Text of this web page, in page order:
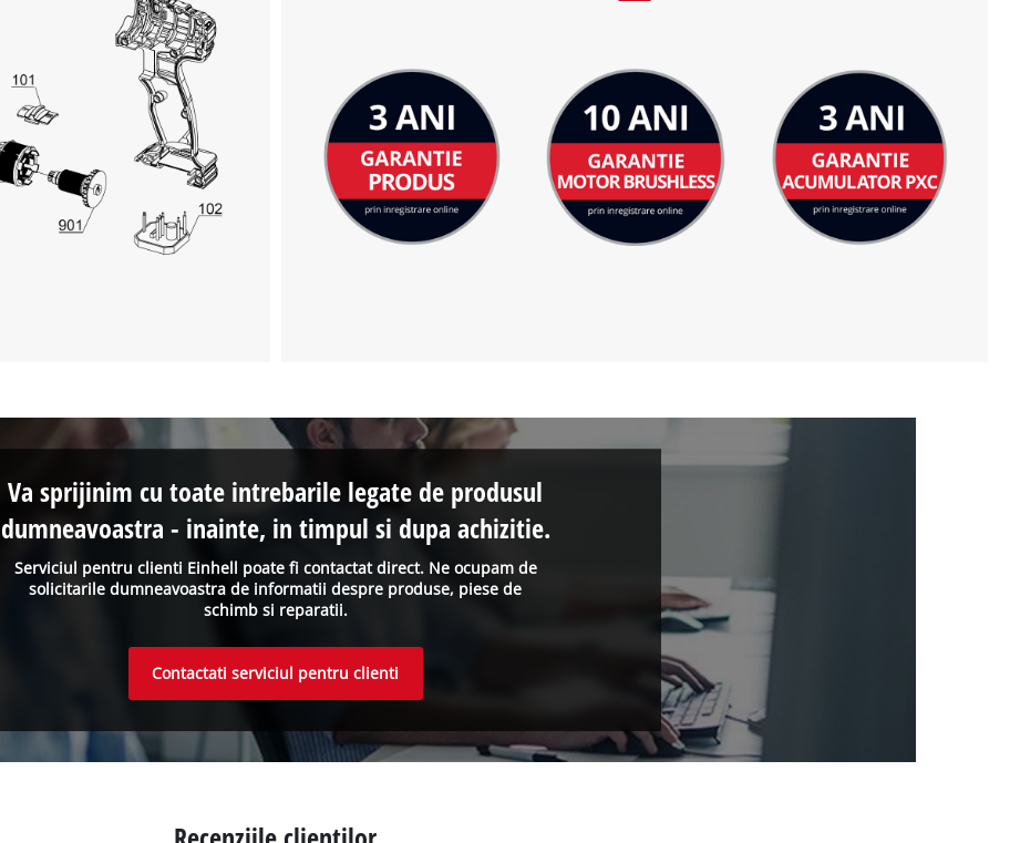
Avem nevoie de acordul dvs. pentru a
incarca serviciul Google Maps!
This content is not permitted to load due
to trackers that are not disclosed to the
visitor. The website owner needs to setup
the site with their CMP to add this content
to the list of technologies used.
Powered by
Usercentrics Consent
Serviciul pentru clienti Einhell poate fi contactat direct. Ne ocupam de
solicitarile dumneavoastra de informatii despre produse, piese de
schimb si reparatii.
Va sprijinim cu toate intrebarile legate de produsul
dumneavoastra - inainte, in timpul si dupa achizitie.
Contactati serviciul pentru clienti